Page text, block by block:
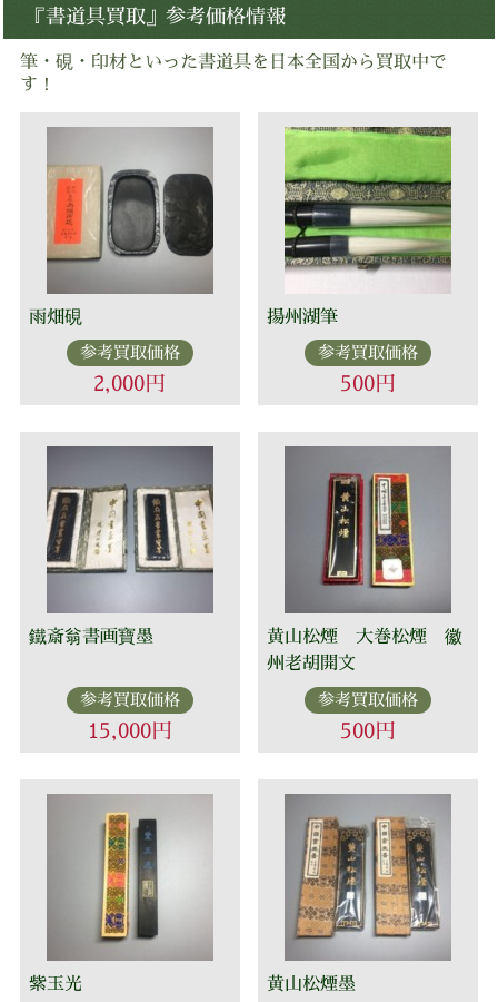
『書道具買取』参考価格情報
筆・硯・印材といった書道具を日本全国から買取中で
す！
雨畑硯
参考買取価格
2,000円
揚州湖筆
参考買取価格
500円
鐵斎翁書画寶墨
参考買取価格
15,000円
黄山松煙 大巻松煙 徽
州老胡開文
参考買取価格
500円
紫玉光 黄山松煙墨